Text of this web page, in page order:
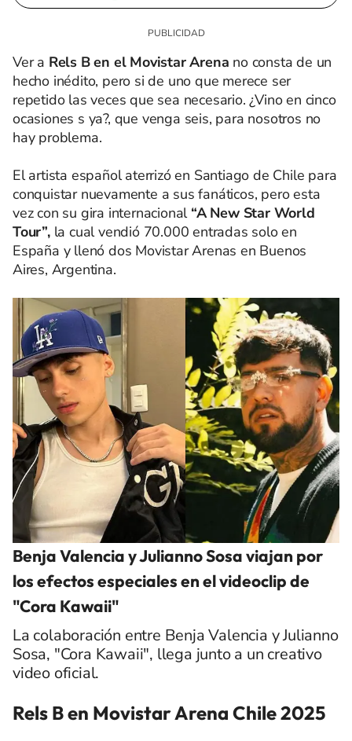
Ver a Rels B en el Movistar Arena no consta de un
hecho inédito, pero si de uno que merece ser
repetido las veces que sea necesario. ¿Vino en cinco
ocasiones s ya?, que venga seis, para nosotros no
hay problema.
El artista español aterrizó en Santiago de Chile para
conquistar nuevamente a sus fanáticos, pero esta
vez con su gira internacional “A New Star World
Tour”,la cual vendió 70.000 entradas solo en
España y llenó dos Movistar Arenas en Buenos
Aires, Argentina.
Benja Valencia y Julianno Sosa viajan por
los efectos especiales en el videoclip de
"Cora Kawaii"
La colaboración entre Benja Valencia y Julianno
Sosa, "Cora Kawaii", llega junto a un creativo
video oficial.
Rels B en Movistar Arena Chile 2025